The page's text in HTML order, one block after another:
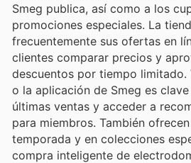
Smeg publica, así como a los
promociones especiales. La
frecuentemente sus ofertas en
clientes comparar precios y
descuentos por tiempo
o la aplicación de Smeg es
últimas ventas y acceder a
para miembros. También
temporada y en colecciones
compra inteligente de